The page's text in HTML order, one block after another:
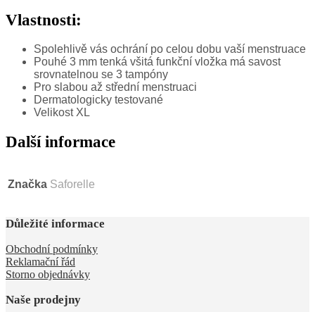
Vlastnosti:
Spolehlivě vás ochrání po celou dobu vaší menstruace
Pouhé 3 mm tenká všitá funkční vložka má savost
srovnatelnou se 3 tampóny
Pro slabou až střední menstruaci
Dermatologicky testované
Velikost XL
Další informace
Značka Saforelle
Důležité informace
Obchodní podmínky
Reklamační řád
Storno objednávky
Naše prodejny